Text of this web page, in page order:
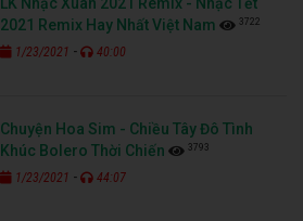
2021 Remix Hay Nhất Việt Nam
3722
1/23/2021 - 40:00
Chuyện Hoa Sim - Chiều Tây Đô Tình
Khúc Bolero Thời Chiến
3793
1/23/2021 - 44:07